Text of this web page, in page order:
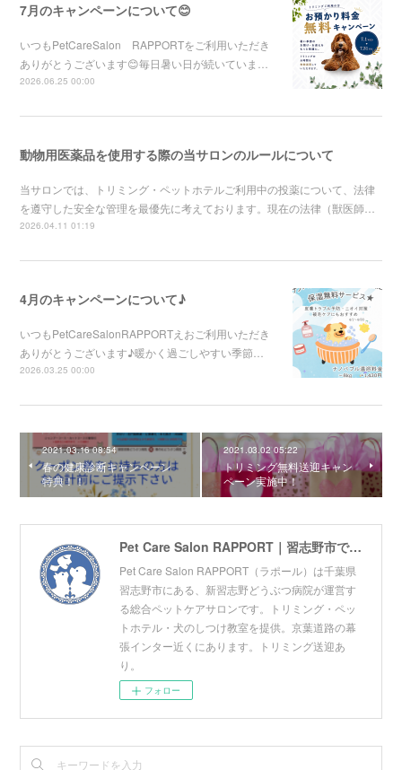
7月のキャンペーンについて😊
いつもPetCareSalon RAPPORTをご利用いただき
ありがとうございます😊毎日暑い日が続いていま…
2026.06.25 00:00
動物用医薬品を使用する際の当サロンのルールについて
当サロンでは、トリミング・ペットホテルご利用中の投薬について、法律
を遵守した安全な管理を最優先に考えております。現在の法律（獣医師…
2026.04.11 01:19
4月のキャンペーンについて♪
いつもPetCareSalonRAPPORTえおご利用いただき
ありがとうございます♪暖かく過ごしやすい季節…
2026.03.25 00:00
2021.03.16 08:54
春の健康診断キャンペーン
特典！！
2021.03.02 05:22
トリミング無料送迎キャン
ペーン実施中！
Pet Care Salon RAPPORT｜習志野市でトリミングサロン・ペットホテル・しつけ教室をお探しの方へ｜幕張ICから車で5分
Pet Care Salon RAPPORT（ラポール）は千葉県
習志野市にある、新習志野どうぶつ病院が運営す
る総合ペットケアサロンです。トリミング・ペッ
トホテル・犬のしつけ教室を提供。京葉道路の幕
張インター近くにあります。トリミング送迎あ
り。
フォロー